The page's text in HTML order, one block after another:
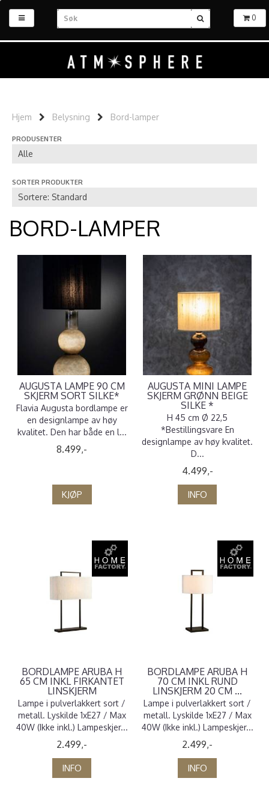
0
Hjem Belysning Bord-lamper
PRODUSENTER
SORTER PRODUKTER
BORD-LAMPER
AUGUSTA LAMPE 90 CM
SKJERM SORT SILKE*
Flavia Augusta bordlampe er
en designlampe av høy
kvalitet. Den har både en l...
8.499,-
KJØP
AUGUSTA MINI LAMPE
SKJERM GRØNN BEIGE
SILKE *
H 45 cm Ø 22,5
*Bestillingsvare En
designlampe av høy kvalitet.
D...
4.499,-
INFO
BORDLAMPE ARUBA H
65 CM INKL FIRKANTET
LINSKJERM
Lampe i pulverlakkert sort /
metall. Lyskilde 1xE27 / Max
40W (Ikke inkl.) Lampeskjer...
2.499,-
INFO
BORDLAMPE ARUBA H
70 CM INKL RUND
LINSKJERM 20 CM ...
Lampe i pulverlakkert sort /
metall. Lyskilde 1xE27 / Max
40W (Ikke inkl.) Lampeskjer...
2.499,-
INFO